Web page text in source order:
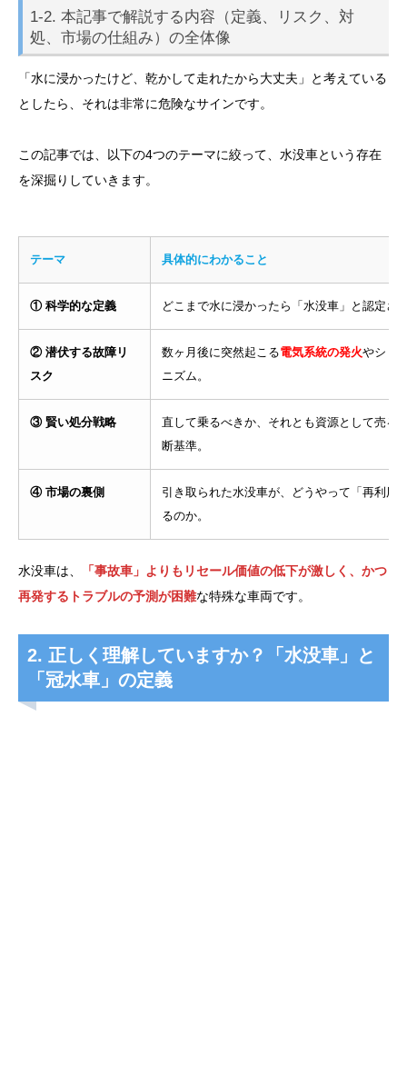
1-2. 本記事で解説する内容（定義、リスク、対
処、市場の仕組み）の全体像
「水に浸かったけど、乾かして走れたから大丈夫」と考えている
としたら、それは非常に危険なサインです。
この記事では、以下の4つのテーマに絞って、水没車という存在
を深掘りしていきます。
テーマ 具体的にわかること
① 科学的な定義 どこまで水に浸かったら「水没車」と認定さ
② 潜伏する故障リ
スク
数ヶ月後に突然起こる電気系統の発火やショ
ニズム。
③ 賢い処分戦略
直して乗るべきか、それとも資源として売る
断基準。
④ 市場の裏側
引き取られた水没車が、どうやって「再利用
るのか。
水没車は、
「事故車」よりもリセール価値の低下が激しく、かつ
再発するトラブルの予測が困難な特殊な車両です。
2. 正しく理解していますか？「水没車」と
「冠水車」の定義